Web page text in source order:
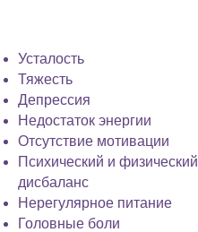
Усталость
Тяжесть
Депрессия
Недостаток энергии
Отсутствие мотивации
Психический и физический
дисбаланс
Нерегулярное питание
Головные боли